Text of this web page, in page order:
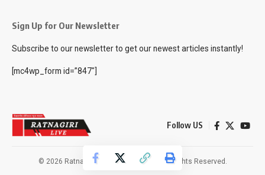
Sign Up for Our Newsletter
Subscribe to our newsletter to get our newest articles instantly!
[mc4wp_form id=”847″]
Follow US
© 2026 Ratnagiri Live News Network. All Rights Reserved.